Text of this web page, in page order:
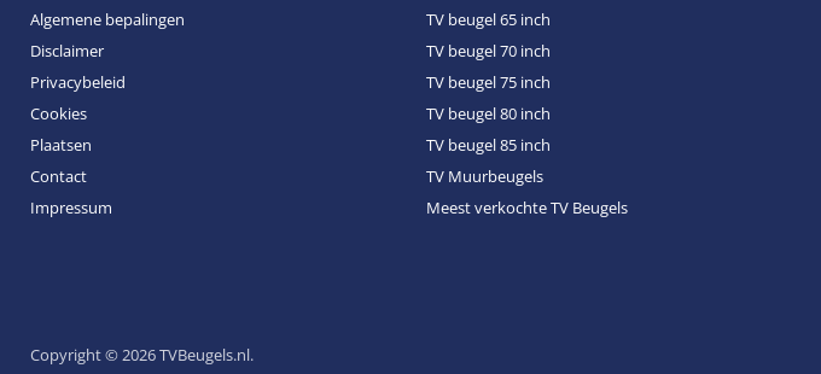
Algemene bepalingen
Disclaimer
Privacybeleid
Cookies
Plaatsen
Contact
Impressum
TV beugel 65 inch
TV beugel 70 inch
TV beugel 75 inch
TV beugel 80 inch
TV beugel 85 inch
TV Muurbeugels
Meest verkochte TV Beugels
Copyright © 2026 TVBeugels.nl.